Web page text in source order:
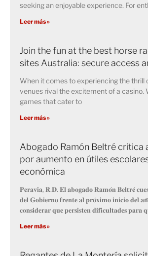
seeking an enjoyable experience. For
Leer más »
Join the fun at the best horse
sites Australia: secure access
When it comes to experiencing the thrill
venues rival the excitement of a casino.
games that cater to
Leer más »
Abogado Ramón Beltré critica
por aumento en útiles
económica
𝐏𝐞𝐫𝐚𝐯𝐢𝐚, 𝐑.𝐃. 𝐄𝐥 𝐚𝐛𝐨𝐠𝐚𝐝𝐨 𝐑𝐚𝐦𝐨́𝐧 𝐁𝐞𝐥𝐭𝐫𝐞́
𝐝𝐞𝐥 𝐆𝐨𝐛𝐢𝐞𝐫𝐧𝐨 𝐟𝐫𝐞𝐧𝐭𝐞 𝐚𝐥 𝐩𝐫𝐨́𝐱𝐢𝐦𝐨 𝐢𝐧𝐢𝐜𝐢𝐨 𝐝𝐞𝐥
𝐜𝐨𝐧𝐬𝐢𝐝𝐞𝐫𝐚𝐫 𝐪𝐮𝐞 𝐩𝐞𝐫𝐬𝐢𝐬𝐭𝐞𝐧 𝐝𝐢𝐟𝐢𝐜𝐮𝐥𝐭𝐚𝐝𝐞𝐬 𝐩𝐚𝐫𝐚
Leer más »